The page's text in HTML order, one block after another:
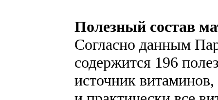
Полезный состав
Согласно данным
содержится 196
источник